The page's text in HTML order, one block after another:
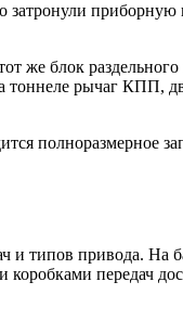
приборную
же блок раздельного
тоннеле рычаг КПП,
полноразмерное
и типов привода. На
передач